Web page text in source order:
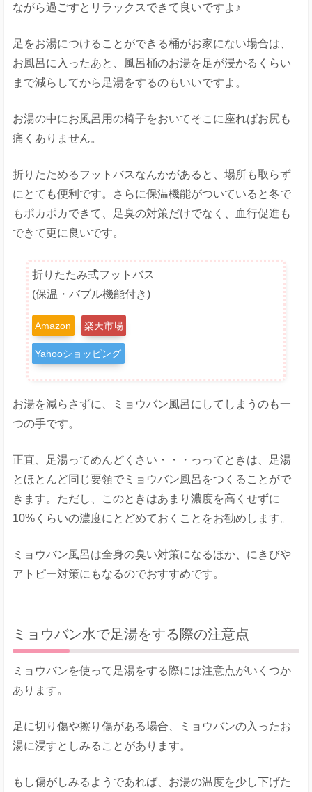
ながら過ごすとリラックスできて良いですよ♪
足をお湯につけることができる桶がお家にない場合は、
お風呂に入ったあと、風呂桶のお湯を足が浸かるくらい
まで減らしてから足湯をするのもいいですよ。
お湯の中にお風呂用の椅子をおいてそこに座ればお尻も
痛くありません。
折りたためるフットバスなんかがあると、場所も取らず
にとても便利です。さらに保温機能がついていると冬で
もポカポカできて、足臭の対策だけでなく、血行促進も
できて更に良いです。
折りたたみ式フットバス
(保温・バブル機能付き)
Amazon 楽天市場
Yahooショッピング
お湯を減らさずに、ミョウバン風呂にしてしまうのも一
つの手です。
正直、足湯ってめんどくさい・・・っってときは、足湯
とほとんど同じ要領でミョウバン風呂をつくることがで
きます。ただし、このときはあまり濃度を高くせずに
10%くらいの濃度にとどめておくことをお勧めします。
ミョウバン風呂は全身の臭い対策になるほか、にきびや
アトピー対策にもなるのでおすすめです。
ミョウバン水で足湯をする際の注意点
ミョウバンを使って足湯をする際には注意点がいくつか
あります。
足に切り傷や擦り傷がある場合、ミョウバンの入ったお
湯に浸すとしみることがあります。
もし傷がしみるようであれば、お湯の温度を少し下げた